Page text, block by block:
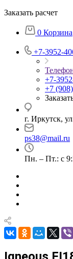
Заказать расчет
0 Корзина
+7-3952-
+7-
+7
г. Иркутск,
ps38@mail.ru
Пн. – Пт.: с